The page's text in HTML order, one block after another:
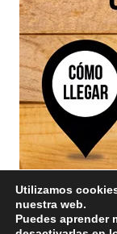
Utilizamos
nuestra web.
Puedes aprender